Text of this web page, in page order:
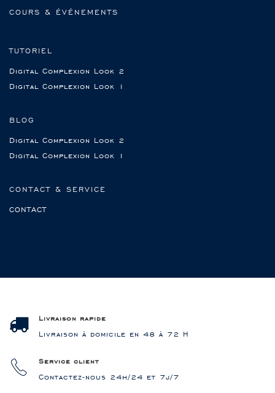
COURS & ÉVÉNEMENTS
TUTORIEL
Digital Complexion Look 2
Digital Complexion Look 1
BLOG
Digital Complexion Look 2
Digital Complexion Look 1
CONTACT & SERVICE
CONTACT
Livraison rapide
Livraison à domicile en 48 à 72 H
Service client
Contactez-nous 24h/24 et 7j/7